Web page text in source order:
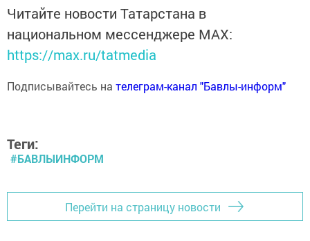
Читайте новости Татарстана в
национальном мессенджере MАХ:
https://max.ru/tatmedia
Подписывайтесь на телеграм-канал "Бавлы-информ"
Теги:
#БАВЛЫИНФОРМ
Перейти на страницу новости